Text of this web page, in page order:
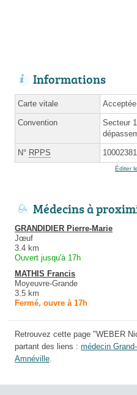
Informations
Carte vitale Acceptée
Convention Secteur
N° RPPS
Éditer
Médecins à
GRANDIDIER Pierre-Marie
Jœuf
3.4 km
Ouvert jusqu'à 17h
MATHIS Francis
Moyeuvre-Grande
3.5 km
Fermé, ouvre à 17h
Retrouvez cette page "WEBER
partant des liens : médecin
Amnéville